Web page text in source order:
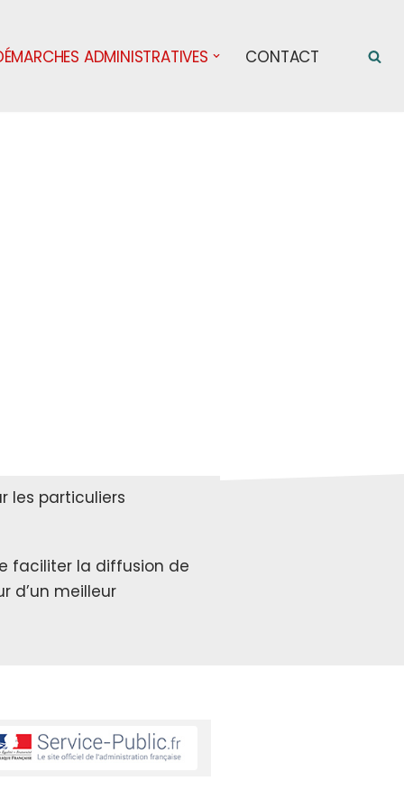
ADMINISTRATIVES CONTACT
les particuliers
faciliter la diffusion de
d’un meilleur